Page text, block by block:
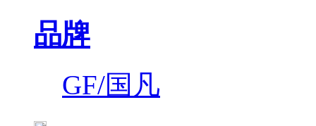
品牌
GF/国凡